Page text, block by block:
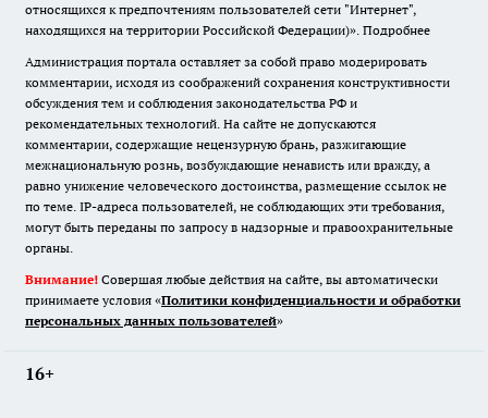
относящихся к предпочтениям пользователей сети "Интернет",
находящихся на территории Российской Федерации)». Подробнее
Администрация портала оставляет за собой право модерировать
комментарии, исходя из соображений сохранения конструктивности
обсуждения тем и соблюдения законодательства РФ и
рекомендательных технологий. На сайте не допускаются
комментарии, содержащие нецензурную брань, разжигающие
межнациональную рознь, возбуждающие ненависть или вражду, а
равно унижение человеческого достоинства, размещение ссылок не
по теме. IP-адреса пользователей, не соблюдающих эти требования,
могут быть переданы по запросу в надзорные и правоохранительные
органы.
Внимание! Совершая любые действия на сайте, вы автоматически
принимаете условия «Политики конфиденциальности и обработки
персональных данных пользователей»
16+